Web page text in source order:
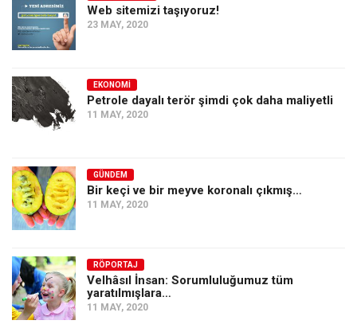
Gıda-Beslenme
Hayat
Siyaset
Dünya
Asya
Afrika
Avustralya
Tarih
Web sitemizi taşıyoruz!
23 MAY, 2020
EKONOMI
Petrole dayalı terör şimdi çok daha maliyetli
11 MAY, 2020
GÜNDEM
Bir keçi ve bir meyve koronalı çıkmış…
11 MAY, 2020
RÖPORTAJ
Velhâsıl İnsan: Sorumluluğumuz tüm
yaratılmışlara…
11 MAY, 2020